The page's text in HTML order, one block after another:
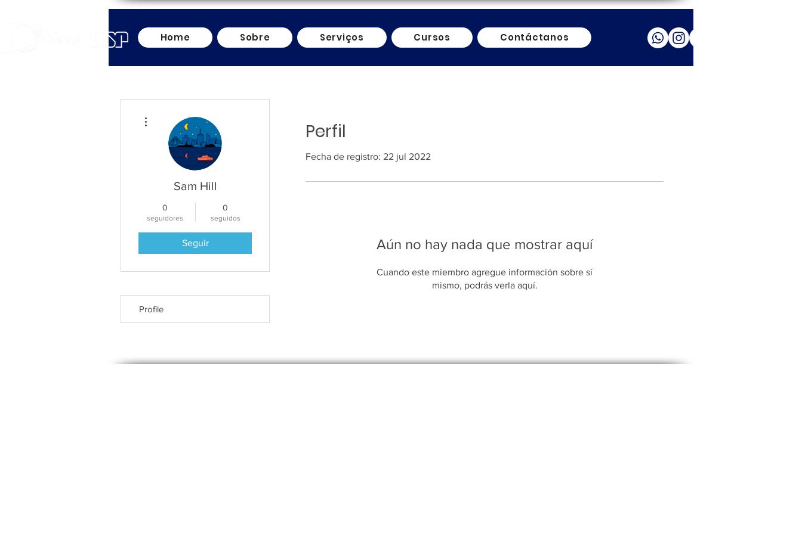
Home Sobre Serviços Cursos Contáctanos
Perfil
Fecha de registro: 22 jul 2022
Aún no hay nada que mostrar aquí
Cuando este miembro agregue información sobre sí
mismo, podrás verla aquí.
Sam Hill
0
seguidores
0
seguidos
Seguir
Profile